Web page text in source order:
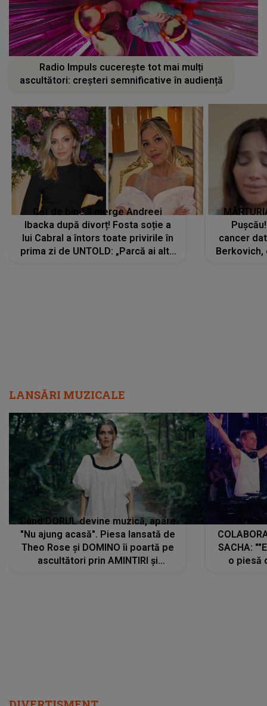
Radio Impuls cucerește tot mai mulți
ascultători: creșteri semnificative în audiență
Cât de bine îi merge Andreei
Ibacka după divorț! Fosta soție a
lui Cabral a întors toate privirile în
prima zi de UNTOLD: „Parcă ai altă
cancer
Berkovich,
LANSĂRI MUZICALE
Când DORUL devine muzică, apare
"Nu ajung acasă". Piesa lansată de
Theo Rose și DOMINO îi poartă pe
ascultători prin AMINTIRI și
SACHA:
o piesă